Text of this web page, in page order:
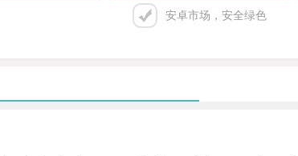
安卓市场，安全绿色